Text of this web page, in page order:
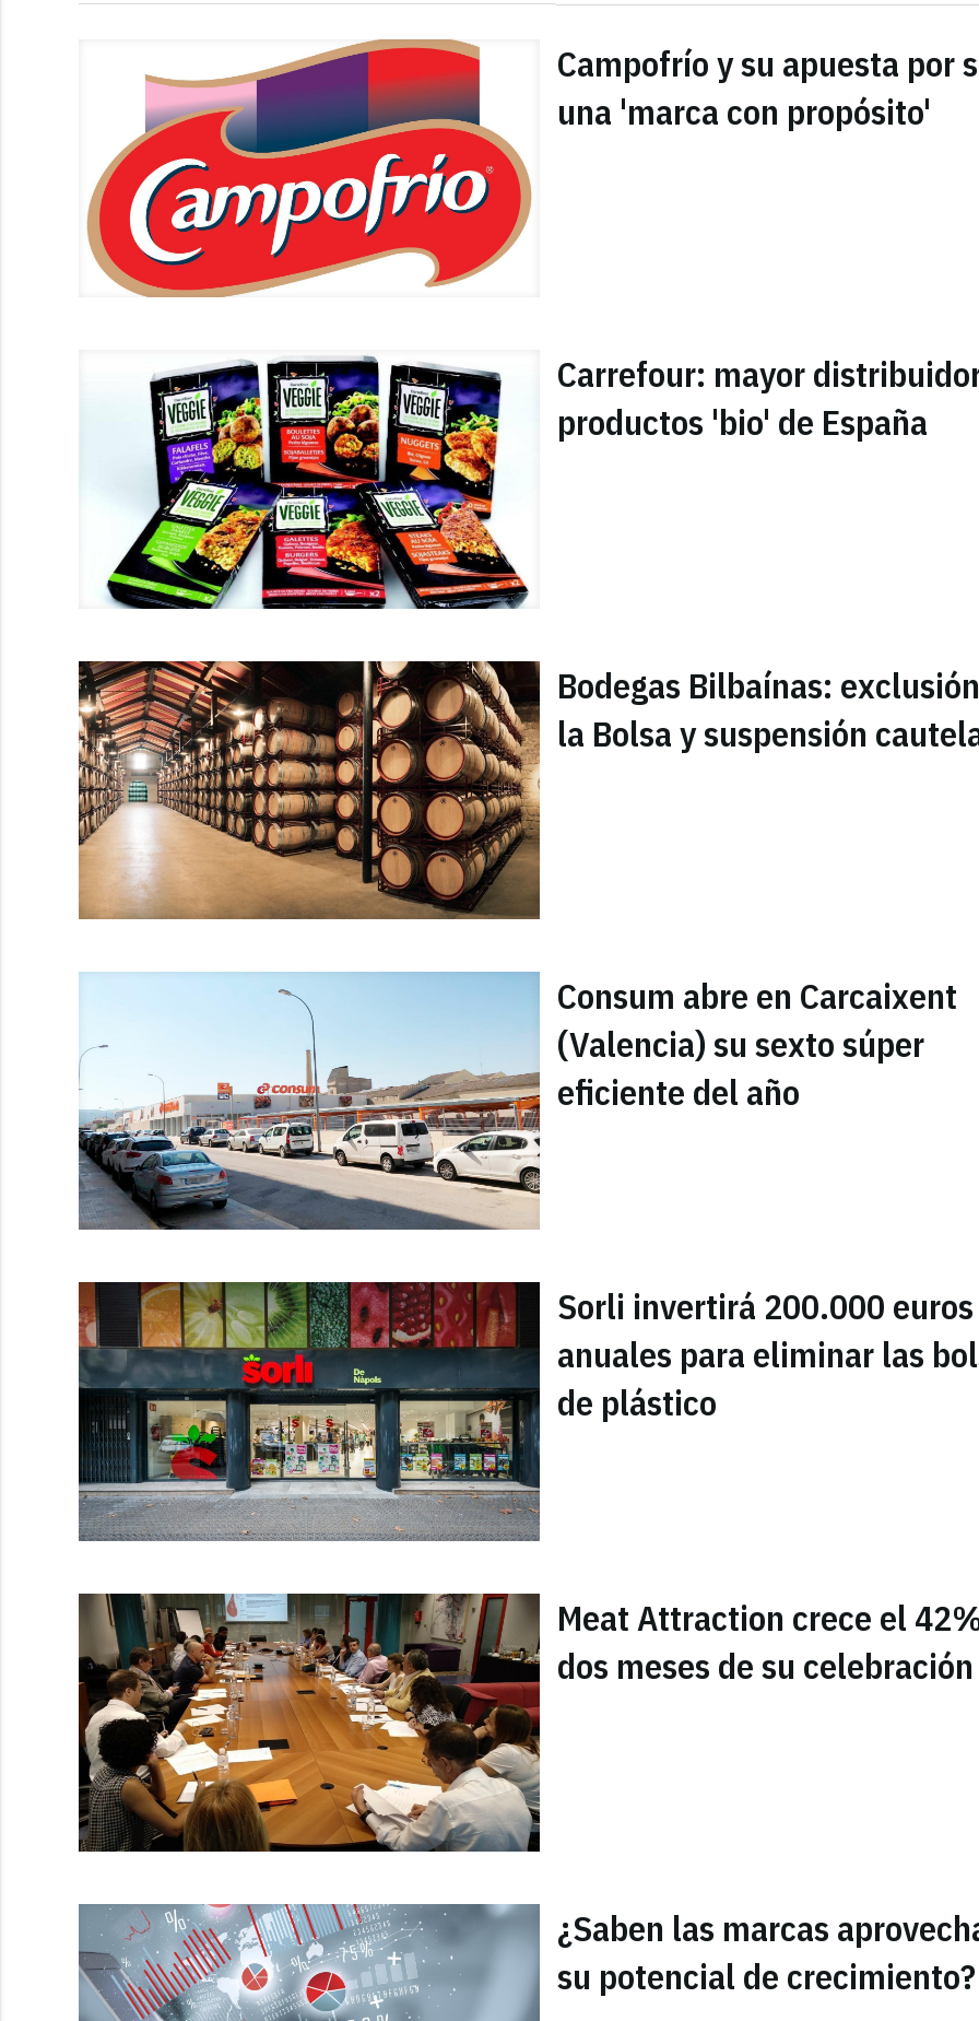
Campofrío y su apuesta por
una 'marca con propósito'
Carrefour: mayor
productos 'bio' de España
Bodegas Bilbaínas:
la Bolsa y suspensión
Consum abre en Carcaixent
(Valencia) su sexto súper
eficiente del año
Sorli invertirá 200.000 euros
anuales para eliminar las
de plástico
Meat Attraction crece el
dos meses de su celebración
¿Saben las marcas
su potencial de crecimiento?